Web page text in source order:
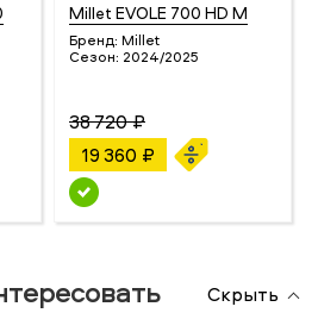
Millet EVOLE 700 HD M
Бренд: Millet
Сезон: 2024/2025
38 720 ₽
19 360 ₽
Скрыть